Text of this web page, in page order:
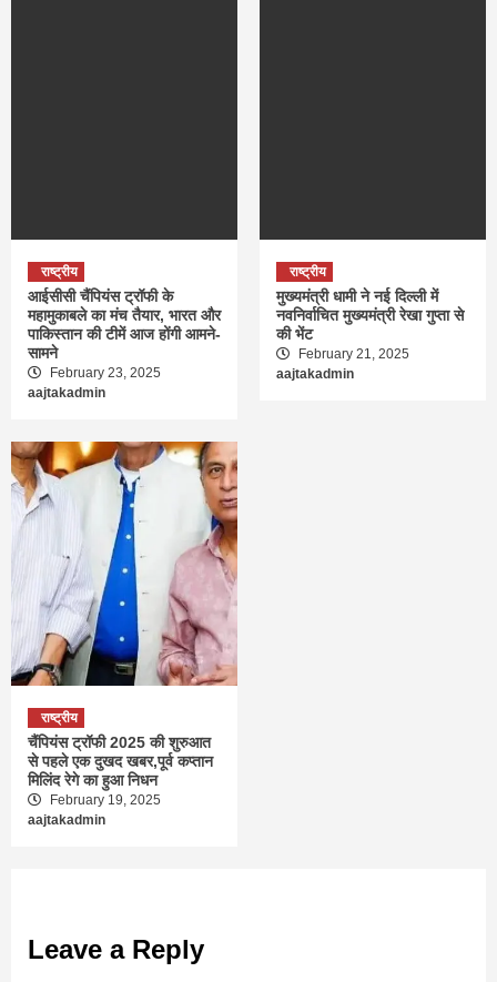
राष्ट्रीय
आईसीसी चैंपियंस ट्रॉफी के
महामुकाबले का मंच तैयार, भारत और
पाकिस्तान की टीमें आज होंगी आमने-
सामने
February 23, 2025
aajtakadmin
राष्ट्रीय
मुख्यमंत्री धामी ने नई दिल्ली में
नवनिर्वाचित मुख्यमंत्री रेखा गुप्ता से
की भेंट
February 21, 2025
aajtakadmin
राष्ट्रीय
चैंपियंस ट्रॉफी 2025 की शुरुआत
से पहले एक दुखद खबर,पूर्व कप्तान
मिलिंद रेगे का हुआ निधन
February 19, 2025
aajtakadmin
Leave a Reply